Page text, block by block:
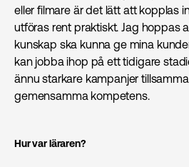
eller filmare är det lätt att kopplas
utföras rent praktiskt. Jag hoppas
kunskap ska kunna ge mina
kan jobba ihop på ett tidigare
ännu starkare kampanjer
gemensamma kompetens.
Hur var läraren?